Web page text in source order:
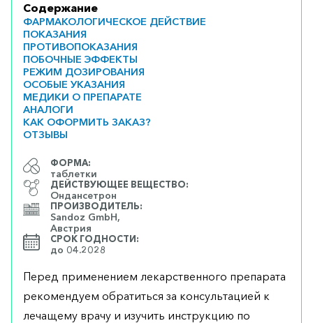
Содержание
ФАРМАКОЛОГИЧЕСКОЕ ДЕЙСТВИЕ
ПОКАЗАНИЯ
ПРОТИВОПОКАЗАНИЯ
ПОБОЧНЫЕ ЭФФЕКТЫ
РЕЖИМ ДОЗИРОВАНИЯ
ОСОБЫЕ УКАЗАНИЯ
МЕДИКИ О ПРЕПАРАТЕ
АНАЛОГИ
КАК ОФОРМИТЬ ЗАКАЗ?
ОТЗЫВЫ
ФОРМА:
таблетки
ДЕЙСТВУЮЩЕЕ ВЕЩЕСТВО:
Ондансетрон
ПРОИЗВОДИТЕЛЬ:
Sandoz GmbH,
Австрия
СРОК ГОДНОСТИ:
до 04.2028
Перед применением лекарственного препарата
рекомендуем обратиться за консультацией к
лечащему врачу и изучить инструкцию по